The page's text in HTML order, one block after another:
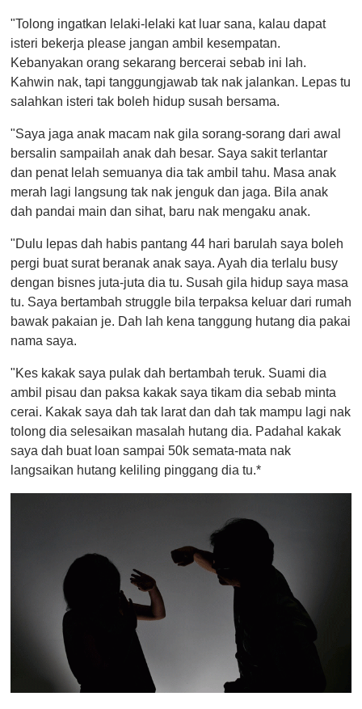
"Tolong ingatkan lelaki-lelaki kat luar sana, kalau dapat
isteri bekerja please jangan ambil kesempatan.
Kebanyakan orang sekarang bercerai sebab ini lah.
Kahwin nak, tapi tanggungjawab tak nak jalankan. Lepas tu
salahkan isteri tak boleh hidup susah bersama.
"Saya jaga anak macam nak gila sorang-sorang dari awal
bersalin sampailah anak dah besar. Saya sakit terlantar
dan penat lelah semuanya dia tak ambil tahu. Masa anak
merah lagi langsung tak nak jenguk dan jaga. Bila anak
dah pandai main dan sihat, baru nak mengaku anak.
"Dulu lepas dah habis pantang 44 hari barulah saya boleh
pergi buat surat beranak anak saya. Ayah dia terlalu busy
dengan bisnes juta-juta dia tu. Susah gila hidup saya masa
tu. Saya bertambah struggle bila terpaksa keluar dari rumah
bawak pakaian je. Dah lah kena tanggung hutang dia pakai
nama saya.
"Kes kakak saya pulak dah bertambah teruk. Suami dia
ambil pisau dan paksa kakak saya tikam dia sebab minta
cerai. Kakak saya dah tak larat dan dah tak mampu lagi nak
tolong dia selesaikan masalah hutang dia. Padahal kakak
saya dah buat loan sampai 50k semata-mata nak
langsaikan hutang keliling pinggang dia tu.*